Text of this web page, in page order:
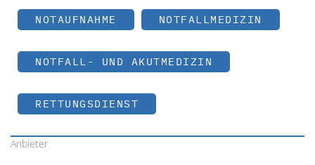
NOTAUFNAHME NOTFALLMEDIZIN
NOTFALL- UND AKUTMEDIZIN
RETTUNGSDIENST
Anbieter